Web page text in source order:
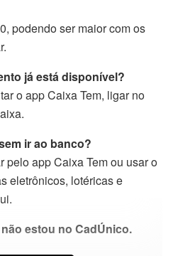
podendo ser maior com os
já está disponível?
o app Caixa Tem, ligar no
ir ao banco?
pelo app Caixa Tem ou usar o
eletrônicos, lotéricas e
estou no CadÚnico.